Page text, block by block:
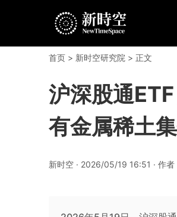
首页 > 新时空研究院 > 正文
沪深股通
有金属稀土
新时空 · 2026/05/19 16:51 · 作者